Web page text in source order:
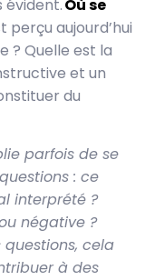
évident.Où se
perçu aujourd’hui
? Quelle est la
et un
du
parfois de se
: ce
interprété ?
négative ?
questions, cela
à des